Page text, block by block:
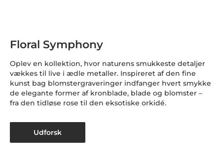
Floral Symphony
Oplev en kollektion, hvor naturens smukkeste detaljer
vækkes til live i ædle metaller. Inspireret af den fine
kunst bag blomstergraveringer indfanger hvert smykke
de elegante former af kronblade, blade og blomster –
fra den tidløse rose til den eksotiske orkidé.
Udforsk